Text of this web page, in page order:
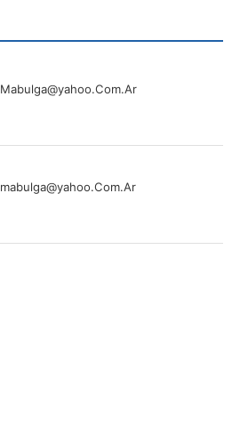
Mabulga@yahoo.Com.Ar
mabulga@yahoo.Com.Ar